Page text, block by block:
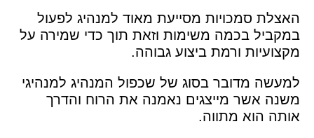
האצלת סמכויות מסייעת מאוד למנהיג לפעול
במקביל בכמה משימות וזאת תוך כדי שמירה על
מקצועיות ורמת ביצוע גבוהה.
למעשה מדובר בסוג של שכפול המנהיג למנהיגי
משנה אשר מייצגים נאמנה את הרוח והדרך
אותה הוא מתווה.